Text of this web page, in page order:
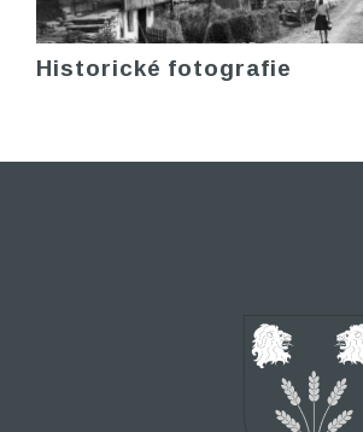
Historické fotografie